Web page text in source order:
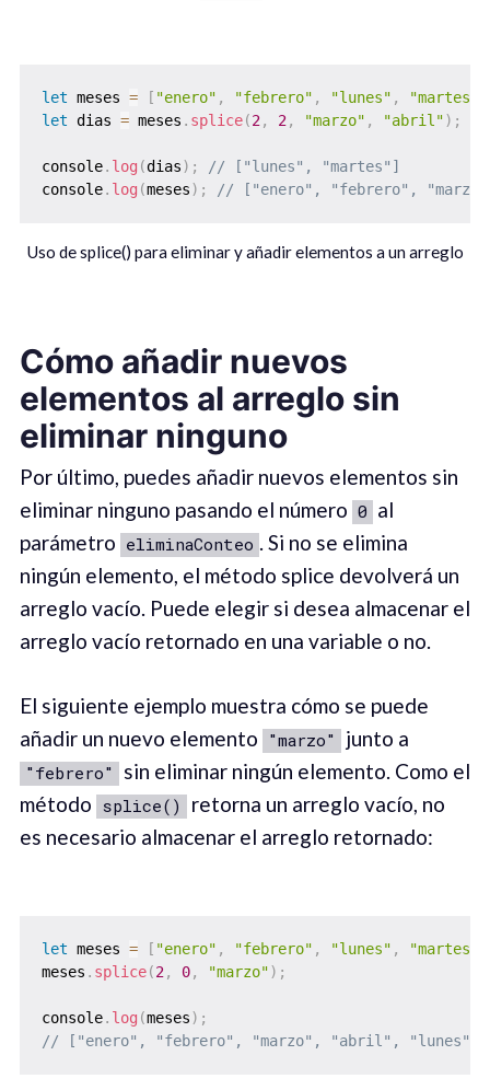
let meses = [ "enero" , "febrero" , "lunes" , "martes"
let dias = meses . splice(2, 2, "marzo" , "abril") ;
console. log (dias) ;
// ["lunes", "martes"]
console. log (meses) ; // ["enero", "febrero",
Uso de splice() para eliminar y añadir elementos a un arreglo
Cómo añadir nuevos
elementos al arreglo sin
eliminar ninguno
Por último, puedes añadir nuevos elementos sin
eliminar ninguno pasando el número 0 al
parámetro eliminaConteo . Si no se elimina
ningún elemento, el método splice devolverá un
arreglo vacío. Puede elegir si desea almacenar el
arreglo vacío retornado en una variable o no.
El siguiente ejemplo muestra cómo se puede
añadir un nuevo elemento "marzo" junto a
"febrero"
sin eliminar ningún elemento. Como el
método splice()
retorna un arreglo vacío, no
es necesario almacenar el arreglo retornado:
let meses = [ "enero" , "febrero" , "lunes" , "martes"
meses . splice(2, 0, "marzo") ;
console. log (meses) ;
// ["enero", "febrero", "marzo", "abril", "lunes",